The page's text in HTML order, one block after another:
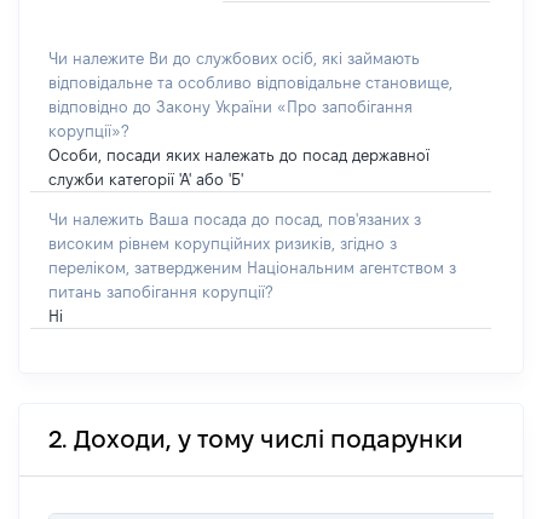
Чи належите Ви до службових осіб, які займають
відповідальне та особливо відповідальне становище,
відповідно до Закону України «Про запобігання
корупції»?
Особи, посади яких належать до посад державної
служби категорії 'А' або 'Б'
Чи належить Ваша посада до посад, пов'язаних з
високим рівнем корупційних ризиків, згідно з
переліком, затвердженим Національним агентством з
питань запобігання корупції?
Ні
2. Доходи, у тому числі подарунки